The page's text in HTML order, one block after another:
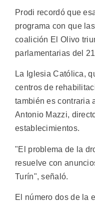
Prodi recordó que
programa con que
coalición El Olivo
parlamentarias del
La Iglesia Católica,
centros de
también es contraria
Antonio Mazzi,
establecimientos.
"El problema de la
resuelve con
Turín", señaló.
El número dos de la